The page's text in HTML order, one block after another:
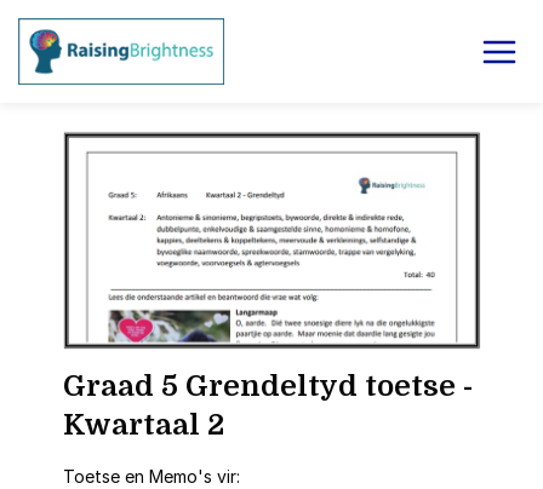
Graad 5 Grendeltyd toetse -
Kwartaal 2
Toetse en Memo's vir: